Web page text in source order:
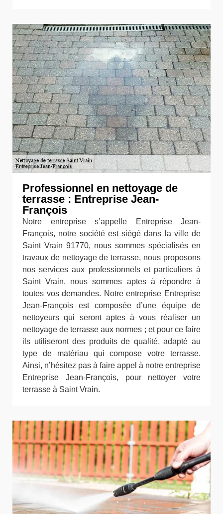
Professionnel en nettoyage de
terrasse : Entreprise Jean-
François
Notre entreprise s’appelle Entreprise Jean-
François, notre société est siégé dans la ville de
Saint Vrain 91770, nous sommes spécialisés en
travaux de nettoyage de terrasse, nous proposons
nos services aux professionnels et particuliers à
Saint Vrain, nous sommes aptes à répondre à
toutes vos demandes. Notre entreprise Entreprise
Jean-François est composée d’une équipe de
nettoyeurs qui seront aptes à vous réaliser un
nettoyage de terrasse aux normes ; et pour ce faire
ils utiliseront des produits de qualité, adapté au
type de matériau qui compose votre terrasse.
Ainsi, n’hésitez pas à faire appel à notre entreprise
Entreprise Jean-François, pour nettoyer votre
terrasse à Saint Vrain.